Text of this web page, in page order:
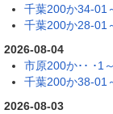
千葉200か34-01
千葉200か28-01
2026-08-04
市原200か･･ ･1
千葉200か38-01
2026-08-03